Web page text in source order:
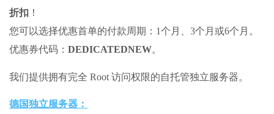
折扣 ！
您可以选择优惠首单的付款周期：1个月、3个月或6个月。
优惠券代码： DEDICATEDNEW。
我们提供拥有完全 Root 访问权限的自托管独立服务器。
德国独立服务器：